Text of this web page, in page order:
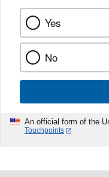
Yes
No
An official form of the
Touchpoints